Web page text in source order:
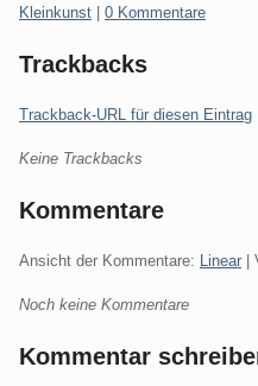
Kategorien:
Kleinkunst 0 Kommentare
Trackbacks
Trackback-URL für diesen Eintrag
Keine Trackbacks
Kommentare
Ansicht der Kommentare: Linear |
Noch keine Kommentare
Kommentar